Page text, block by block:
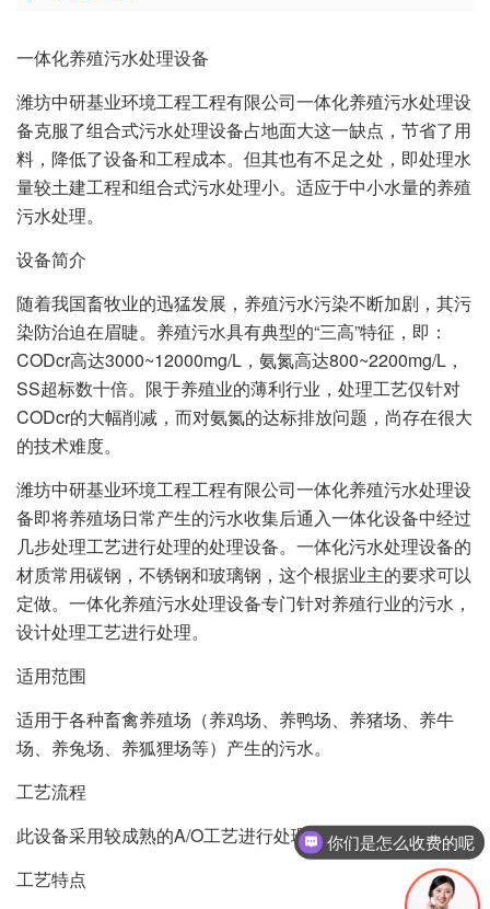
一体化养殖污水处理设备
潍坊中研基业环境工程工程有限公司一体化养殖污水处理设
备克服了组合式污水处理设备占地面大这一缺点，节省了用
料，降低了设备和工程成本。但其也有不足之处，即处理水
量较土建工程和组合式污水处理小。适应于中小水量的养殖
污水处理。
设备简介
随着我国畜牧业的迅猛发展，养殖污水污染不断加剧，其污
染防治迫在眉睫。养殖污水具有典型的“三高”特征，即：
CODcr高达3000~12000mg/L，氨氮高达800~2200mg/L，
SS超标数十倍。限于养殖业的薄利行业，处理工艺仅针对
CODcr的大幅削减，而对氨氮的达标排放问题，尚存在很大
的技术难度。
潍坊中研基业环境工程工程有限公司一体化养殖污水处理设
备即将养殖场日常产生的污水收集后通入一体化设备中经过
几步处理工艺进行处理的处理设备。一体化污水处理设备的
材质常用碳钢，不锈钢和玻璃钢，这个根据业主的要求可以
定做。一体化养殖污水处理设备专门针对养殖行业的污水，
设计处理工艺进行处理。
适用范围
适用于各种畜禽养殖场（养鸡场、养鸭场、养猪场、养牛
场、养兔场、养狐狸场等）产生的污水。
工艺流程
此设备采用较成熟的A/O工艺进行处理。
工艺特点
你们是怎么收费的呢